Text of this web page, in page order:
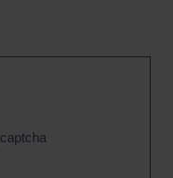
captcha